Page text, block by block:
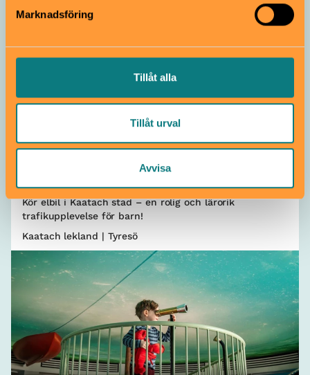
Marknadsföring
Tillåt alla
Tillåt urval
Avvisa
Lekmiljö
Kör runt med elbil i Kaatach
Kör elbil i Kaatach stad – en rolig och lärorik
trafikupplevelse för barn!
Kaatach lekland | Tyresö